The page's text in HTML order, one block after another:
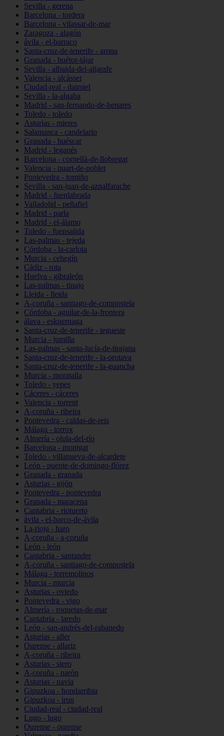
Sevilla - gerena
Barcelona - tordera
Barcelona - vilassar-de-mar
Zaragoza - alagón
ávila - el-barraco
Santa-cruz-de-tenerife - arona
Granada - huétor-tájar
Sevilla - albaida-del-aljarafe
Valencia - alcàsser
Ciudad-real - daimiel
Sevilla - la-algaba
Madrid - san-fernando-de-henares
Toledo - toledo
Asturias - mieres
Salamanca - candelario
Granada - huéscar
Madrid - leganés
Barcelona - cornellà-de-llobregat
Valencia - quart-de-poblet
Pontevedra - tomiño
Sevilla - san-juan-de-aznalfarache
Madrid - fuenlabrada
Valladolid - peñafiel
Madrid - parla
Madrid - el-álamo
Toledo - fuensalida
Las-palmas - tejeda
Córdoba - la-carlota
Murcia - cehegín
Cádiz - rota
Huelva - gibraleón
Las-palmas - tinajo
Lleida - lleida
A-coruña - santiago-de-compostela
Córdoba - aguilar-de-la-frontera
álava - eskuernaga
Santa-cruz-de-tenerife - tegueste
Murcia - jumilla
Las-palmas - santa-lucía-de-tirajana
Santa-cruz-de-tenerife - la-orotava
Santa-cruz-de-tenerife - la-guancha
Murcia - moratalla
Toledo - yepes
Cáceres - cáceres
Valencia - torrent
A-coruña - ribeira
Pontevedra - caldas-de-reis
Málaga - torrox
Almería - olula-del-río
Barcelona - montgat
Toledo - villanueva-de-alcardete
León - puente-de-domingo-flórez
Granada - granada
Asturias - gijón
Pontevedra - pontevedra
Granada - maracena
Cantabria - riotuerto
ávila - el-barco-de-ávila
La-rioja - haro
A-coruña - a-coruña
León - león
Cantabria - santander
A-coruña - santiago-de-compostela
Málaga - torremolinos
Murcia - murcia
Asturias - oviedo
Pontevedra - vigo
Almería - roquetas-de-mar
Cantabria - laredo
León - san-andrés-del-rabanedo
Asturias - aller
Ourense - allariz
A-coruña - ribeira
Asturias - siero
A-coruña - narón
Asturias - navia
Gipuzkoa - hondarribia
Gipuzkoa - irun
Ciudad-real - ciudad-real
Lugo - lugo
Ourense - ourense